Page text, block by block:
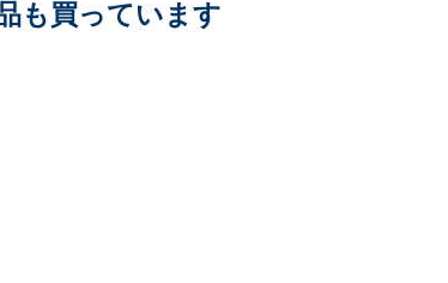
も買っています